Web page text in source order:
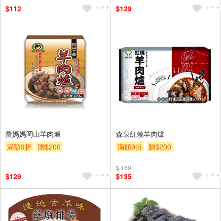
$112 $129
蕾媽媽岡山羊肉爐
滿額9折
贈$200
$129
森泉紅燒羊肉爐
滿額9折
贈$200
$ 169
$135